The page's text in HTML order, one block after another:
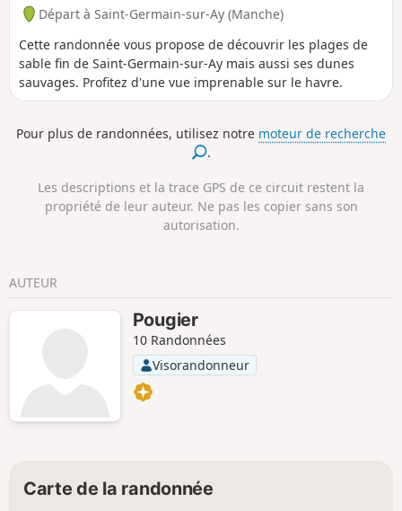
Départ à Saint-Germain-sur-Ay (Manche)
Cette randonnée vous propose de découvrir les plages de
sable fin de Saint-Germain-sur-Ay mais aussi ses dunes
sauvages. Profitez d'une vue imprenable sur le havre.
Pour plus de randonnées, utilisez notre moteur de recherche
.
Les descriptions et la trace GPS de ce circuit restent la
propriété de leur auteur. Ne pas les copier sans son
autorisation.
AUTEUR
Pougier
10 Randonnées
Visorandonneur
Carte de la randonnée